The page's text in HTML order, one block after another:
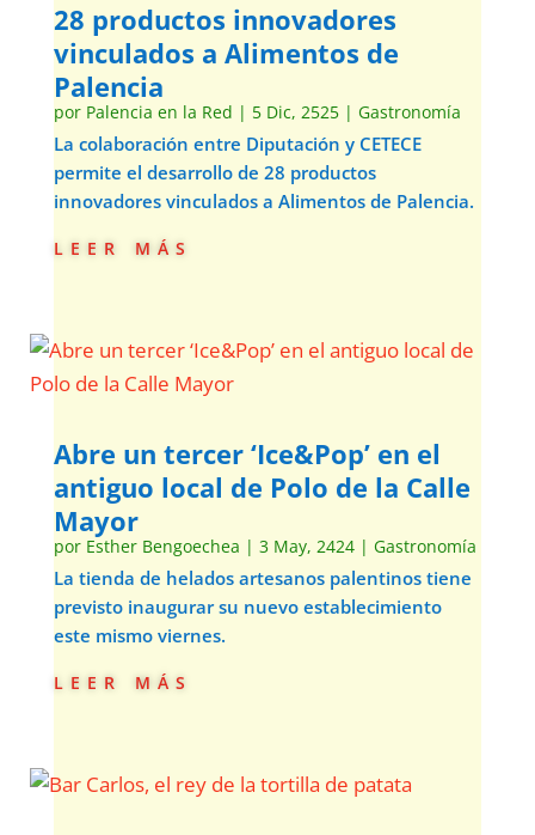
28 productos innovadores
vinculados a Alimentos de
Palencia
por Palencia en la Red | 5 Dic, 2525| Gastronomía
La colaboración entre Diputación y CETECE
permite el desarrollo de 28 productos
innovadores vinculados a Alimentos de Palencia.
leer más
Abre un tercer ‘Ice&Pop’ en el
antiguo local de Polo de la Calle
Mayor
por Esther Bengoechea | 3 May, 2424| Gastronomía
La tienda de helados artesanos palentinos tiene
previsto inaugurar su nuevo establecimiento
este mismo viernes.
leer más